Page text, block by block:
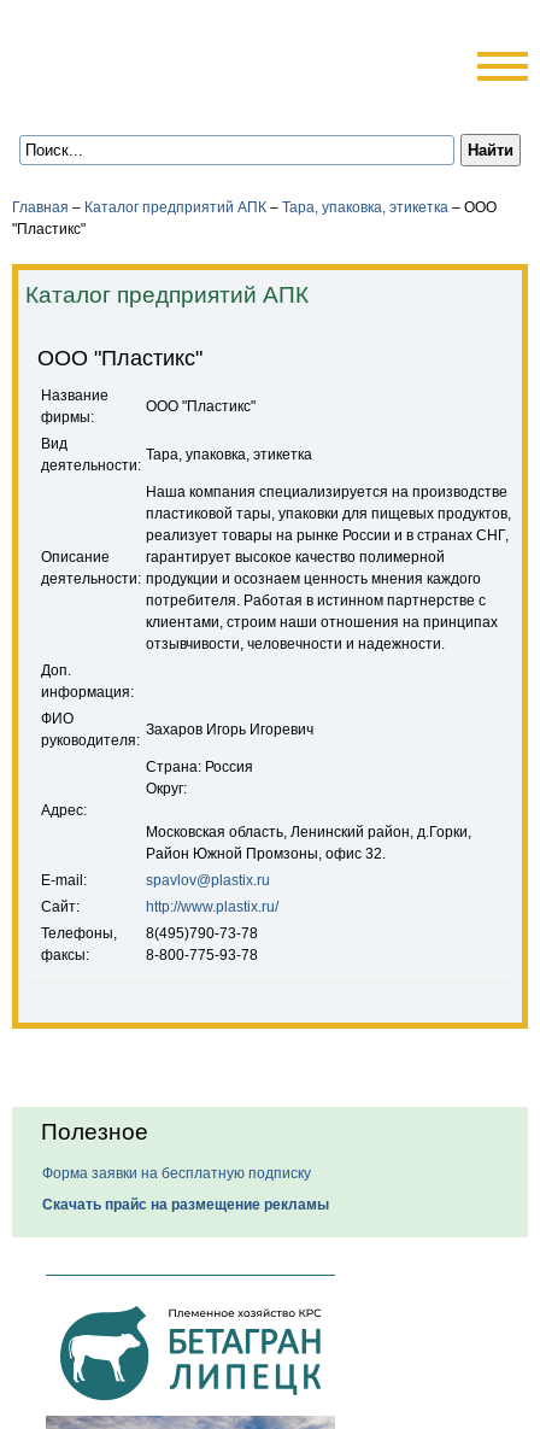
Главная – Каталог предприятий АПК – Тара, упаковка, этикетка – ООО
"Пластикс"
Каталог предприятий АПК
ООО "Пластикс"
Название
фирмы:
ООО "Пластикс"
Вид
деятельности:
Тара, упаковка, этикетка
Описание
деятельности:
Наша компания специализируется на производстве
пластиковой тары, упаковки для пищевых продуктов,
реализует товары на рынке России и в странах СНГ,
гарантирует высокое качество полимерной
продукции и осознаем ценность мнения каждого
потребителя. Работая в истинном партнерстве с
клиентами, строим наши отношения на принципах
отзывчивости, человечности и надежности.
Доп.
информация:
ФИО
руководителя:
Захаров Игорь Игоревич
Адрес:
Страна: Россия
Округ:
Московская область, Ленинский район, д.Горки,
Район Южной Промзоны, офис 32.
E-mail:
spavlov@plastix.ru
Сайт:
http://www.plastix.ru/
Телефоны,
факсы:
8(495)790-73-78
8-800-775-93-78
Полезное
Форма заявки на бесплатную подписку
Скачать прайс на размещение рекламы